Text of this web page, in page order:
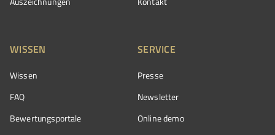
WISSEN
Wissen
FAQ
Bewertungsportale
SERVICE
Presse
Newsletter
Online demo